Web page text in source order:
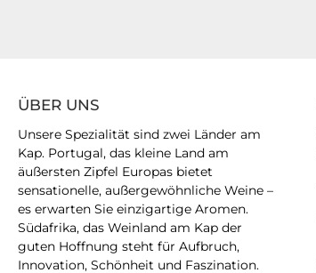
ÜBER UNS
Unsere Spezialität sind zwei Länder am
Kap. Portugal, das kleine Land am
äußersten Zipfel Europas bietet
sensationelle, außergewöhnliche Weine –
es erwarten Sie einzigartige Aromen.
Südafrika, das Weinland am Kap der
guten Hoffnung steht für Aufbruch,
Innovation, Schönheit und Faszination.